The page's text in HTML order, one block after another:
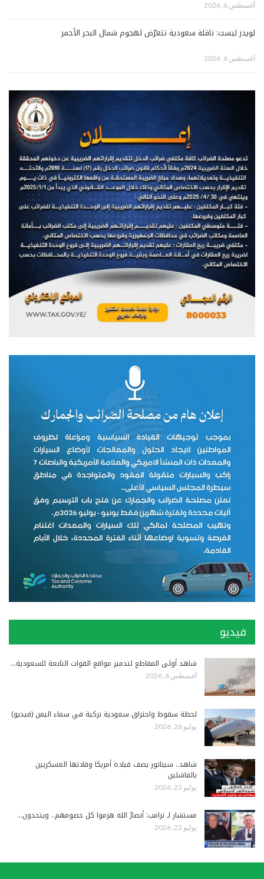
أغسطس 6, 2026
لويدز ليست: ناقلة سعودية تتعرّض لهجوم شمال البحر الأحمر
أغسطس 6, 2026
فيديو
شاهد أولى المقاطع لتدمير مواقع القوات التابعة للسعودية…
أغسطس 6, 2026
لحظة سقوط واحتراق سعودية تركية في سماء اليمن (فيديو)
يوليو 26, 2026
شاهد.. سيناتور يصف قيادة أمريكا وقادتها العسكريين
بالفاشلين
يوليو 22, 2026
مستشار لـ ترامب: أنصارُ الله هزموا كل خصومهم.. ويتحدون…
يوليو 22, 2026